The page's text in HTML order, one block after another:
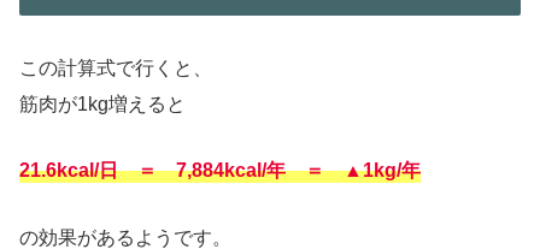
この計算式で行くと、
筋肉が1kg増えると
21.6kcal/日 ＝ 7,884kcal/年 ＝ ▲1kg/年
の効果があるようです。